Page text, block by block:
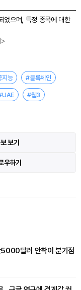
었으며, 특정 종목에 대한
>
지능 #블록체인
#웹3
보기
우하기
달러 안착이 분기점